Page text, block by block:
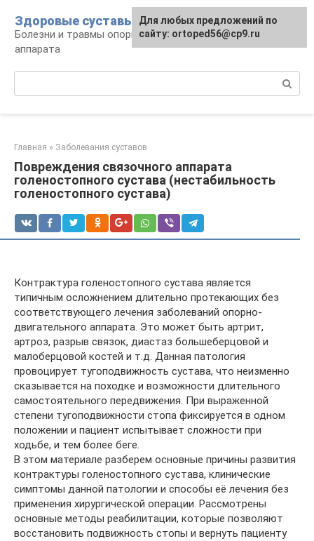
контенту
Здоровые суставы
Болезни и травмы опорно-двигательного
аппарата
Главная » Заболевания суставов
Повреждения связочного аппарата
голеностопного сустава (нестабильность
голеностопного сустава)
Контрактура голеностопного сустава является
типичным осложнением длительно протекающих без
соответствующего лечения заболеваний опорно-
двигательного аппарата. Это может быть артрит,
артроз, разрыв связок, диастаз большеберцовой и
малоберцовой костей и т.д. Данная патология
провоцирует тугоподвижность сустава, что неизменно
сказывается на походке и возможности длительного
самостоятельного передвижения. При выраженной
степени тугоподвижности стопа фиксируется в одном
положении и пациент испытывает сложности при
ходьбе, и тем более беге.
В этом материале разберем основные причины развития
контрактуры голеностопного сустава, клинические
симптомы данной патологии и способы её лечения без
применения хирургической операции. Рассмотрены
основные методы реабилитации, которые позволяют
восстановить подвижность стопы и вернуть пациенту
Для любых предложений по
сайту: ortoped56@cp9.ru